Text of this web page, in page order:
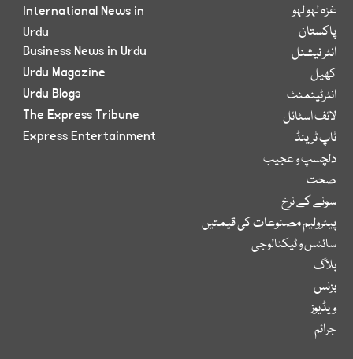
غزہ لہو لہو
پاکستان
انٹر نیشنل
کھیل
انٹرٹینمنٹ
لائف اسٹائل
ٹاپ ٹرینڈ
دلچسپ و عجیب
صحت
سونے کے نرخ
پیٹرولیم مصنوعات کی قیمتیں
سائنس و ٹیکنالوجی
بلاگ
بزنس
ویڈیوز
جرائم
International News in
Urdu
Business News in Urdu
Urdu Magazine
Urdu Blogs
The Express Tribune
Express Entertainment